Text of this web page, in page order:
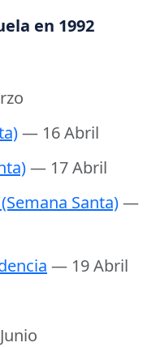
en 1992
— 16 Abril
— 17 Abril
Santa)—
— 19 Abril